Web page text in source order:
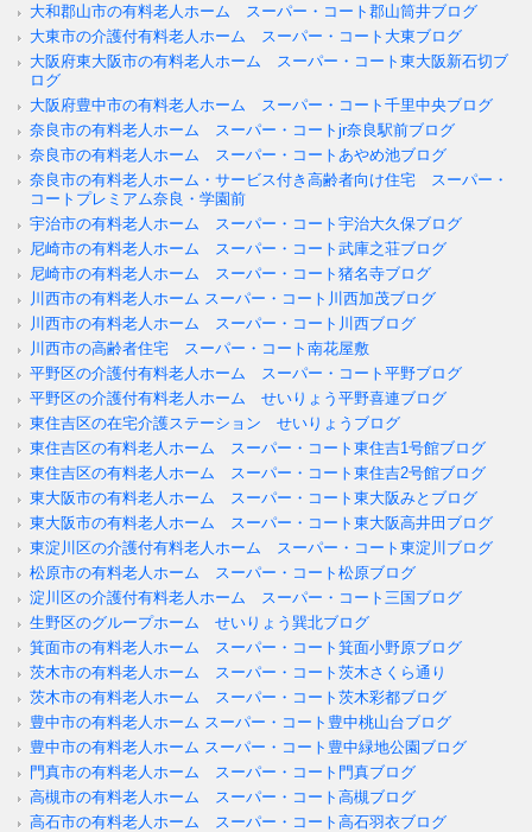
大和郡山市の有料老人ホーム スーパー・コート郡山筒井ブログ
大東市の介護付有料老人ホーム スーパー・コート大東ブログ
大阪府東大阪市の有料老人ホーム スーパー・コート東大阪新石切ブ
ログ
大阪府豊中市の有料老人ホーム スーパー・コート千里中央ブログ
奈良市の有料老人ホーム スーパー・コートjr奈良駅前ブログ
奈良市の有料老人ホーム スーパー・コートあやめ池ブログ
奈良市の有料老人ホーム・サービス付き高齢者向け住宅 スーパー・
コートプレミアム奈良・学園前
宇治市の有料老人ホーム スーパー・コート宇治大久保ブログ
尼崎市の有料老人ホーム スーパー・コート武庫之荘ブログ
尼崎市の有料老人ホーム スーパー・コート猪名寺ブログ
川西市の有料老人ホーム スーパー・コート川西加茂ブログ
川西市の有料老人ホーム スーパー・コート川西ブログ
川西市の高齢者住宅 スーパー・コート南花屋敷
平野区の介護付有料老人ホーム スーパー・コート平野ブログ
平野区の介護付有料老人ホーム せいりょう平野喜連ブログ
東住吉区の在宅介護ステーション せいりょうブログ
東住吉区の有料老人ホーム スーパー・コート東住吉1号館ブログ
東住吉区の有料老人ホーム スーパー・コート東住吉2号館ブログ
東大阪市の有料老人ホーム スーパー・コート東大阪みとブログ
東大阪市の有料老人ホーム スーパー・コート東大阪高井田ブログ
東淀川区の介護付有料老人ホーム スーパー・コート東淀川ブログ
松原市の有料老人ホーム スーパー・コート松原ブログ
淀川区の介護付有料老人ホーム スーパー・コート三国ブログ
生野区のグループホーム せいりょう巽北ブログ
箕面市の有料老人ホーム スーパー・コート箕面小野原ブログ
茨木市の有料老人ホーム スーパー・コート茨木さくら通り
茨木市の有料老人ホーム スーパー・コート茨木彩都ブログ
豊中市の有料老人ホーム スーパー・コート豊中桃山台ブログ
豊中市の有料老人ホーム スーパー・コート豊中緑地公園ブログ
門真市の有料老人ホーム スーパー・コート門真ブログ
高槻市の有料老人ホーム スーパー・コート高槻ブログ
高石市の有料老人ホーム スーパー・コート高石羽衣ブログ